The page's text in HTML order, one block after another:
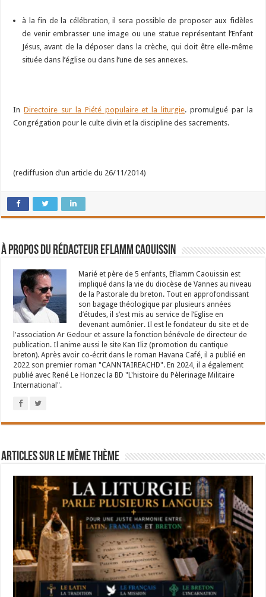
à la fin de la célébration, il sera possible de proposer aux fidèles
de venir embrasser une image ou une statue représentant l’Enfant
Jésus, avant de la déposer dans la crèche, qui doit être elle-même
située dans l’église ou dans l’une de ses annexes.
InDirectoire sur la Piété populaire et la liturgie. promulgué par la
Congrégation pour le culte divin et la discipline des sacrements.
(rediffusion d’un article du 26/11/2014)
À propos du rédacteur Eflamm Caouissin
Marié et père de 5 enfants, Eflamm Caouissin est
impliqué dans la vie du diocèse de Vannes au niveau
de la Pastorale du breton. Tout en approfondissant
son bagage théologique par plusieurs années
d’études, il s’est mis au service de l’Eglise en
devenant aumônier. Il est le fondateur du site et de
l'association Ar Gedour et assure la fonction bénévole de directeur de
publication. Il anime aussi le site Kan Iliz (promotion du cantique
breton). Après avoir co-écrit dans le roman Havana Café, il a publié en
2022 son premier roman "CANNTAIREACHD". En 2024, il a également
publié avec René Le Honzec la BD "L'histoire du Pèlerinage Militaire
International".
Articles sur le même thème